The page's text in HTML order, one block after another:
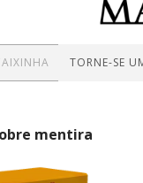
TORNE-SE
mentira